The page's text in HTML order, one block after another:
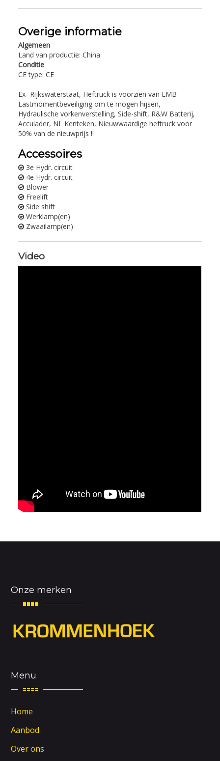
Overige informatie
Algemeen
Land van productie: China
Conditie
CE type: CE
Ex- Rijkswaterstaat, Heftruck is voorzien van LMB
Lastmomentbeveiliging om te mogen hijsen,
Hydraulische vorkenverstelling, Side-shift, R&W Batterij,
Acculader, NL Kenteken, Nieuwwaardige heftruck voor
50% van de nieuwprijs !!
Accessoires
3e Hydr. circuit
4e Hydr. circuit
Blower
Freelift
Side shift
Werklamp(en)
Zwaailamp(en)
Video
Onze merken
Menu
Home
Aanbod
Over ons